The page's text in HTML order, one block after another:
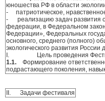
юношества РФ в области
- патриотическое,
- реализацию задач развития
федерации, в Федеральном
Федерации», Федеральных
основного, среднего (полного)
экологического развития России
I. Цель проведения
1.1. Формирование
подрастающего поколения,
II. Задачи фестиваля